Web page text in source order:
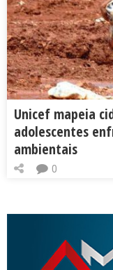
Unicef mapeia
adolescentes
ambientais
0